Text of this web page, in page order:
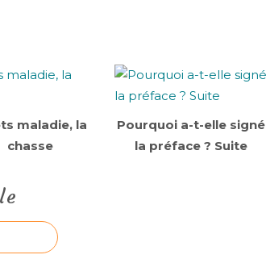
maladie, la
chasse
Pourquoi a-t-elle signé
la préface ? Suite